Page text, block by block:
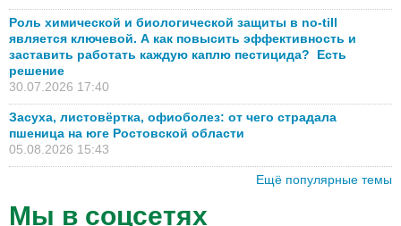
Роль химической и биологической защиты в no-till
является ключевой. А как повысить эффективность и
заставить работать каждую каплю пестицида? Есть
решение
30.07.2026 17:40
Засуха, листовёртка, офиоболез: от чего страдала
пшеница на юге Ростовской области
05.08.2026 15:43
Ещё популярные темы
Мы в соцсетях